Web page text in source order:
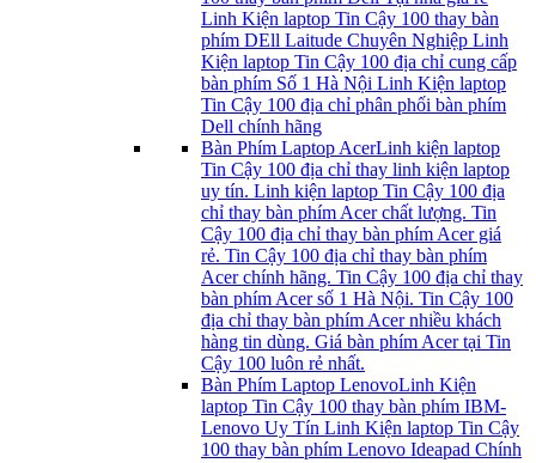
Linh Kiện laptop Tin Cậy 100 thay bàn
phím DEll Laitude Chuyên Nghiệp Linh
Kiện laptop Tin Cậy 100 địa chỉ cung cấp
bàn phím Số 1 Hà Nội Linh Kiện laptop
Tin Cậy 100 địa chỉ phân phối bàn phím
Dell chính hãng
Bàn Phím Laptop AcerLinh kiện laptop
Tin Cậy 100 địa chỉ thay linh kiện laptop
uy tín. Linh kiện laptop Tin Cậy 100 địa
chỉ thay bàn phím Acer chất lượng. Tin
Cậy 100 địa chỉ thay bàn phím Acer giá
rẻ. Tin Cậy 100 địa chỉ thay bàn phím
Acer chính hãng. Tin Cậy 100 địa chỉ thay
bàn phím Acer số 1 Hà Nội. Tin Cậy 100
địa chỉ thay bàn phím Acer nhiều khách
hàng tin dùng. Giá bàn phím Acer tại Tin
Cậy 100 luôn rẻ nhất.
Bàn Phím Laptop LenovoLinh Kiện
laptop Tin Cậy 100 thay bàn phím IBM-
Lenovo Uy Tín Linh Kiện laptop Tin Cậy
100 thay bàn phím Lenovo Ideapad Chính